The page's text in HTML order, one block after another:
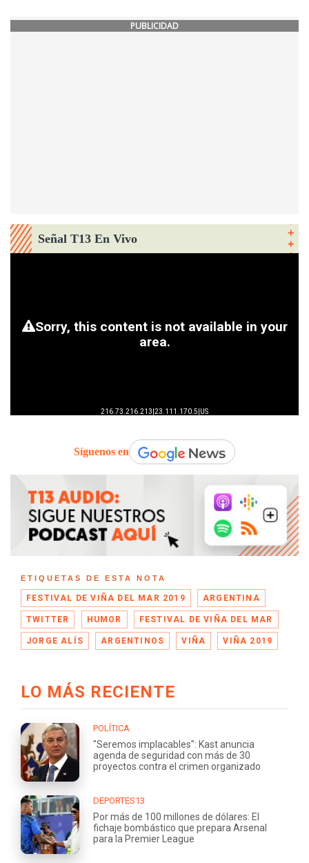
PUBLICIDAD
Señal T13 En Vivo
Síguenos en
ETIQUETAS DE ESTA NOTA
FESTIVAL DE VIÑA DEL MAR 2019 ARGENTINA
TWITTER HUMOR FESTIVAL DE VIÑA DEL MAR
JORGE ALÍS ARGENTINOS VIÑA VIÑA 2019
LO MÁS RECIENTE
POLÍTICA
"Seremos implacables": Kast anuncia
agenda de seguridad con más de 30
proyectos contra el crimen organizado
DEPORTES13
Por más de 100 millones de dólares: El
fichaje bombástico que prepara Arsenal
para la Premier League